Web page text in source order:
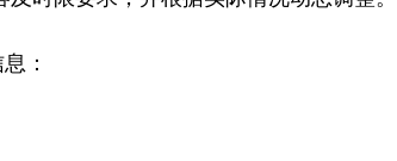
：